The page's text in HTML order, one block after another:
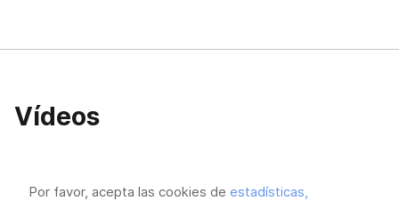
Vídeos
Por favor, acepta las cookies de estadísticas,